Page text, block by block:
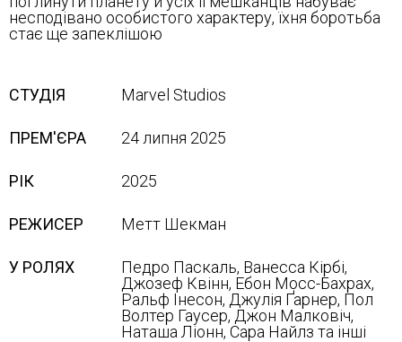
несподівано особистого характеру, їхня боротьба
стає ще запеклішою
СТУДІЯ Marvel Studios
ПРЕМ'ЄРА 24 липня 2025
РІК 2025
РЕЖИСЕР Метт Шекман
У РОЛЯХ
Педро Паскаль, Ванесса Кірбі,
Джозеф Квінн, Ебон Мосс-Бахрах,
Ральф Інесон, Джулія Ґарнер, Пол
Волтер Гаусер, Джон Малковіч,
Наташа Ліонн, Сара Найлз та інші